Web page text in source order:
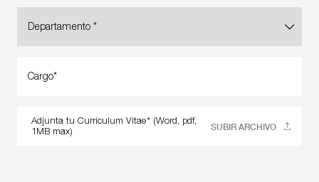
Departamento *
Cargo*
Adjunta tu Currículum Vitae* (Word, pdf,
1MB max)
SUBIR ARCHIVO